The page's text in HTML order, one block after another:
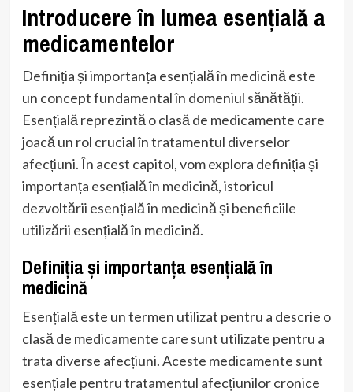
Introducere în lumea esențială a
medicamentelor
Definiția și importanța esențială în medicină este
un concept fundamental în domeniul sănătății.
Esențială reprezintă o clasă de medicamente care
joacă un rol crucial în tratamentul diverselor
afecțiuni. În acest capitol, vom explora definiția și
importanța esențială în medicină, istoricul
dezvoltării esențială în medicină și beneficiile
utilizării esențială în medicină.
Definiția și importanța esențială în
medicină
Esențială este un termen utilizat pentru a descrie o
clasă de medicamente care sunt utilizate pentru a
trata diverse afecțiuni. Aceste medicamente sunt
esențiale pentru tratamentul afecțiunilor cronice